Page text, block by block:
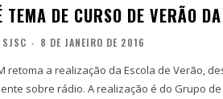
TEMA DE CURSO DE VERÃO
SJSC - 8 DE JANEIRO DE 2016
retoma a realização da Escola de Verão,
sobre rádio. A realização é do Grupo